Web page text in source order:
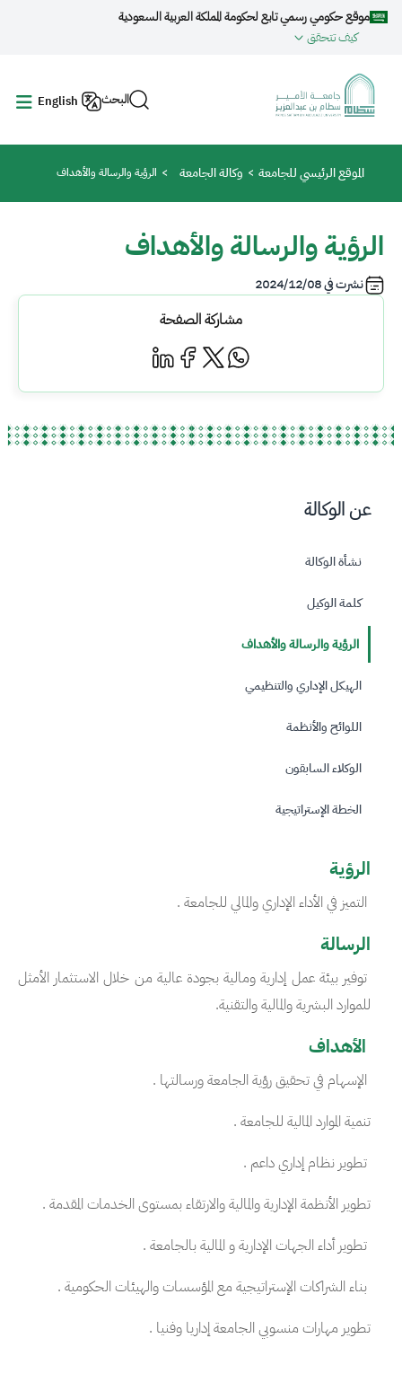
تجاوز إلى المحتوى الرئيسي
موقع حكومي رسمي تابع لحكومة المملكة العربية السعودية
كيف تتحقق
البحث English
مسار التنقل
الموقع الرئيسي للجامعة وكالة الجامعة الرؤية والرسالة والأهداف
الرؤية والرسالة والأهداف
نشرت في2024/12/08
مشاركة الصفحة
عن الوكالة
نشأة الوكالة
كلمة الوكيل
الرؤية والرسالة والأهداف
الهيكل الإداري والتنظيمي
اللوائح والأنظمة
الوكلاء السابقون
الخطة الإستراتيجية
الرؤية
التميز في الأداء الإداري والمالي للجامعة .
الرسالة
توفير بيئة عمل إدارية ومالية بجودة عالية من خلال الاستثمار الأمثل
للموارد البشرية والمالية والتقنية.
الأهداف
الإسهام في تحقيق رؤية الجامعة ورسالتها .
تنمية الموارد المالية للجامعة .
تطوير نظام إداري داعم .
تطوير الأنظمة الإدارية والمالية والارتقاء بمستوى الخدمات المقدمة .
تطوير أداء الجهات الإدارية و المالية بالجامعة .
بناء الشراكات الإستراتيجية مع المؤسسات والهيئات الحكومية .
تطوير مهارات منسوبي الجامعة إداريا وفنيا .